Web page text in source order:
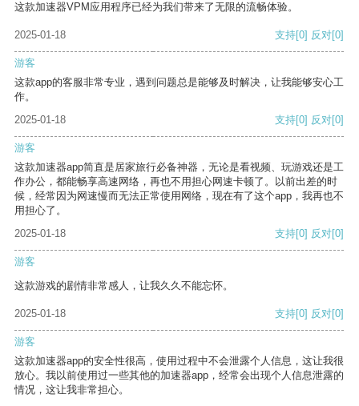
这款加速器VPM应用程序已经为我们带来了无限的流畅体验。
2025-01-18 支持[0] 反对[0]
游客
这款app的客服非常专业，遇到问题总是能够及时解决，让我能够安心工
作。
2025-01-18
支持[0] 反对[0]
游客
这款加速器app简直是居家旅行必备神器，无论是看视频、玩游戏还是工
作办公，都能畅享高速网络，再也不用担心网速卡顿了。以前出差的时
候，经常因为网速慢而无法正常使用网络，现在有了这个app，我再也不
用担心了。
2025-01-18
支持[0] 反对[0]
游客
这款游戏的剧情非常感人，让我久久不能忘怀。
2025-01-18 支持[0] 反对[0]
游客
这款加速器app的安全性很高，使用过程中不会泄露个人信息，这让我很
放心。我以前使用过一些其他的加速器app，经常会出现个人信息泄露的
情况，这让我非常担心。